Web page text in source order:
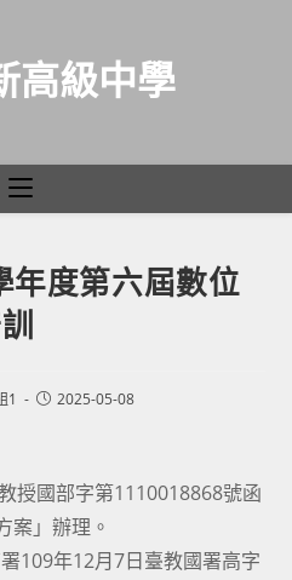
高級中學
年度第六屆數位
1
Post2025-05-08
授國部字第1110018868號函
案」辦理。
109年12月7日臺教國署高字